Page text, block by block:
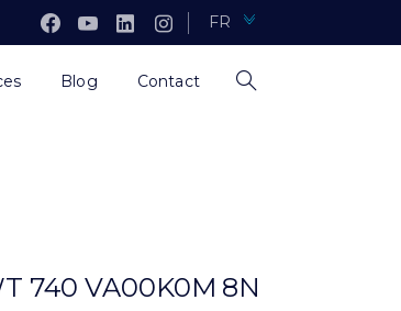
FR
Blog Contact
740 VA00K0M 8N